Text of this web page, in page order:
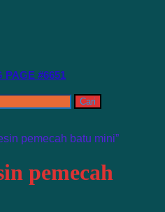
PAGE #6651
pemecah batu mini”
pemecah